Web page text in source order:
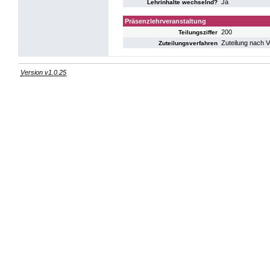
Lehrinhalte wechselnd? Ja
Präsenzlehrveranstaltung
Teilungsziffer 200
Zuteilungsverfahren Zuteilung nach
Version v1.0.25